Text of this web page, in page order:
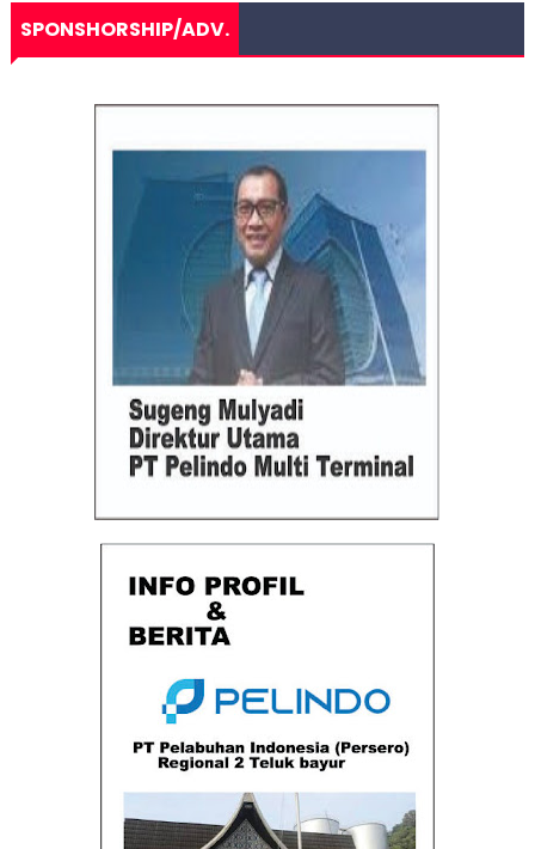
SPONSHORSHIP/ADV.